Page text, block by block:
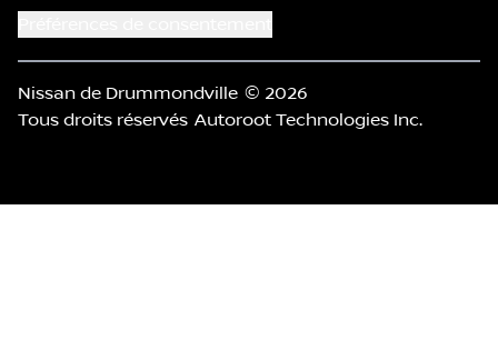
Nissan de Drummondville © 2026
Tous droits réservés Autoroot Technologies Inc.